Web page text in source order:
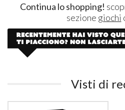
Continua lo shopping!
sezione giochi
Visti di